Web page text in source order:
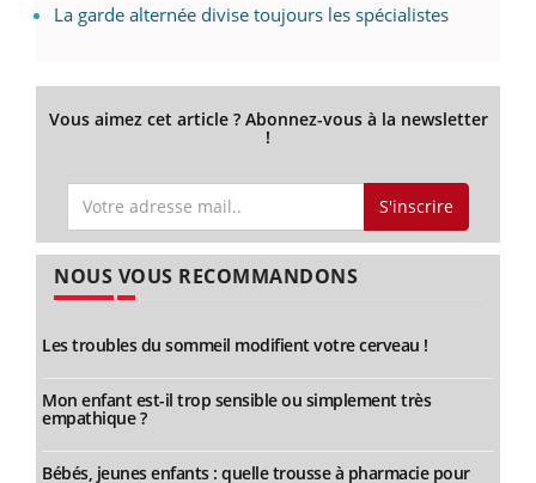
La garde alternée divise toujours les spécialistes
Vous aimez cet article ? Abonnez-vous à la newsletter
!
S'inscrire
NOUS VOUS RECOMMANDONS
Les troubles du sommeil modifient votre cerveau !
Mon enfant est-il trop sensible ou simplement très
empathique ?
Bébés, jeunes enfants : quelle trousse à pharmacie pour